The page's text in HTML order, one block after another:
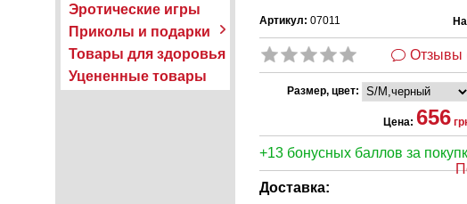
Эротические игры
Приколы и подарки
Товары для здоровья
Уцененные товары
Артикул: 07011
Отзывы
Размер, цвет:
Цена: 656
+13 бонусных баллов за
Доставка: